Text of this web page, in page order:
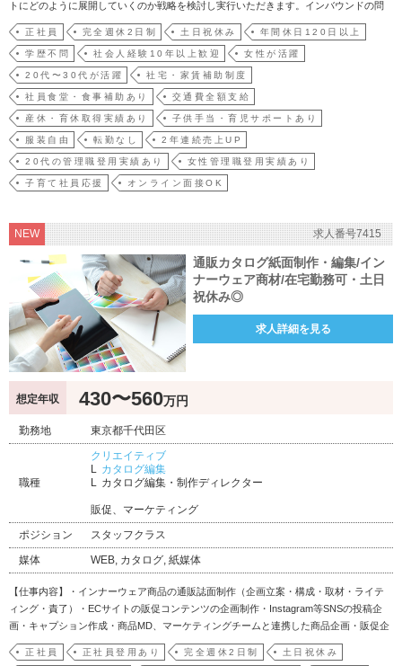
トにどのように展開していくのか戦略を検討し実行いただきます。インバウンドの問
合せ、アライアンス先からご紹介頂いた新規顧客、取引がある既存顧客を中心に、幅
広くご提案いただけます。【業務の流れ】1.サービス紹介：弊社GMOクラウドECやク
ラウドEC…
正社員 完全週休2日制 土日祝休み 年間休日120日以上
学歴不問 社会人経験10年以上歓迎 女性が活躍
20代〜30代が活躍 社宅・家賃補助制度
社員食堂・食事補助あり 交通費全額支給
産休・育休取得実績あり 子供手当・育児サポートあり
服装自由 転勤なし 2年連続売上UP
20代の管理職登用実績あり 女性管理職登用実績あり
子育て社員応援 オンライン面接OK
NEW 求人番号7415
通販カタログ紙面制作・編集/イン
ナーウェア商材/在宅勤務可・土日
祝休み◎
求人詳細を見る
想定年収 430〜560万円
勤務地 東京都千代田区
職種
クリエイティブ
カタログ編集
カタログ編集・制作ディレクター
販促、マーケティング
ポジション
スタッフクラス
媒体
WEB, カタログ, 紙媒体
【仕事内容】・インナーウェア商品の通販誌面制作（企画立案・構成・取材・ライテ
ィング・責了）・ECサイトの販促コンテンツの企画制作・Instagram等SNSの投稿企
画・キャプション作成・商品MD、マーケティングチームと連携した商品企画・販促企
画の立案・読者インタビュー、モニター会などの実施【ポジションの魅力・やりが
い】インナーウェア事業は、当社の中核事業のひとつとして、シニア女性の身体的な
正社員 正社員登用あり 完全週休2日制 土日祝休み